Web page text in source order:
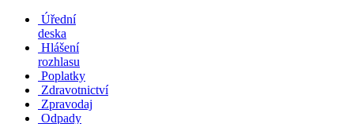
Úřední
deska
Hlášení
rozhlasu
Poplatky
Zdravotnictví
Zpravodaj
Odpady